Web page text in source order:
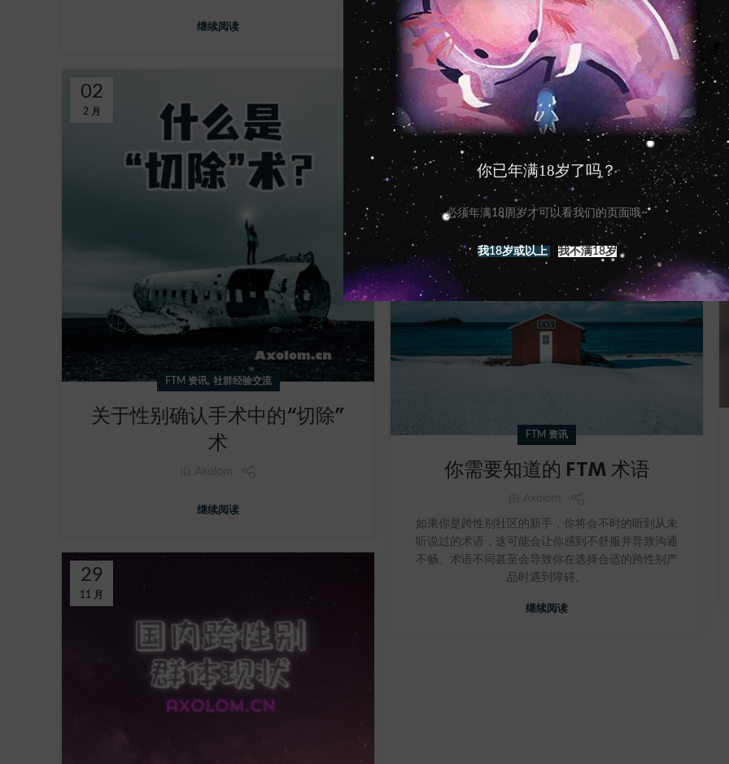
你已年满18岁了吗？
必须年满18周岁才可以看我们的页面哦~
我18岁或以上 我不满18岁
继续阅读
术经历(索引)
由Axolom
继续阅读
02
2 月
FTM 资讯, 社群经验交流
关于性别确认手术中的“切除”
术
继续阅读
05
12 月
FTM 资讯
你需要知道的 FTM 术语
如果你是跨性别社区的新手，你将会不时的听到从未
听说过的术语，这可能会让你感到不舒服并导致沟通
不畅。术语不同甚至会导致你在选择合适的跨性别产
品时遇到障碍。
继续阅读
29
11 月